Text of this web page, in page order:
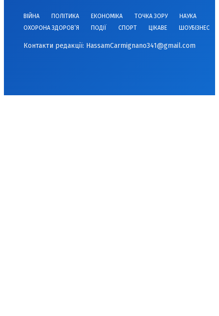
ВІЙНА ПОЛІТИКА ЕКОНОМІКА ТОЧКА ЗОРУ
НАУКА
ОХОРОНА ЗДОРОВ’Я
ПОДІЇ СПОРТ ЦІКАВЕ ШОУБІЗНЕС
Контакти редакції: HassamCarmignano341@gmail.com